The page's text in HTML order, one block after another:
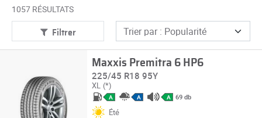
1057 RÉSULTATS
Filtrer
Maxxis Premitra 6 HP6
225/45 R18 95Y
XL (*)
A A A 69 db
Été